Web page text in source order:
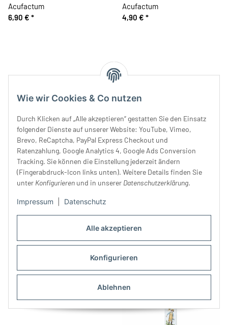
Alle akzeptieren
Konfigurieren
Ablehnen
Wie wir Cookies & Co nutzen
Durch Klicken auf „Alle akzeptieren“ gestatten Sie den Einsatz
folgender Dienste auf unserer Website: YouTube, Vimeo,
Brevo, ReCaptcha, PayPal Express Checkout und
Ratenzahlung, Google Analytics 4, Google Ads Conversion
Tracking. Sie können die Einstellung jederzeit ändern
(Fingerabdruck-Icon links unten). Weitere Details finden Sie
unter Konfigurieren und in unserer Datenschutzerklärung.
Impressum Datenschutz
Acufactum
6,90 € *
Acufactum
4,90 € *
Webband
STACHELBEERLIEBE, Silke
Webband ERDBEERSOMMER,
Silke Leffler, Acufactum